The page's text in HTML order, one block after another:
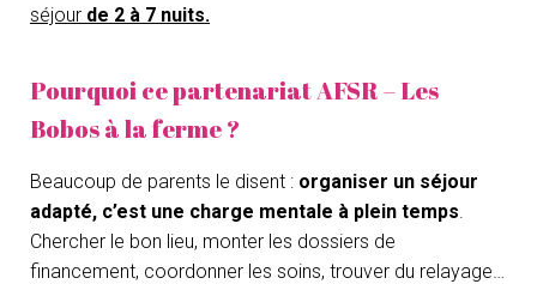
séjour de 2 à 7 nuits.
Pourquoi ce partenariat AFSR – Les
Bobos à la ferme ?
Beaucoup de parents le disent : organiser un séjour
adapté, c’est une charge mentale à plein temps.
Chercher le bon lieu, monter les dossiers de
financement, coordonner les soins, trouver du relayage…